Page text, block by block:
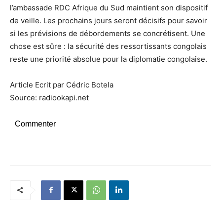
l’ambassade RDC Afrique du Sud maintient son dispositif
de veille. Les prochains jours seront décisifs pour savoir
si les prévisions de débordements se concrétisent. Une
chose est sûre : la sécurité des ressortissants congolais
reste une priorité absolue pour la diplomatie congolaise.
Article Ecrit par Cédric Botela
Source: radiookapi.net
Commenter